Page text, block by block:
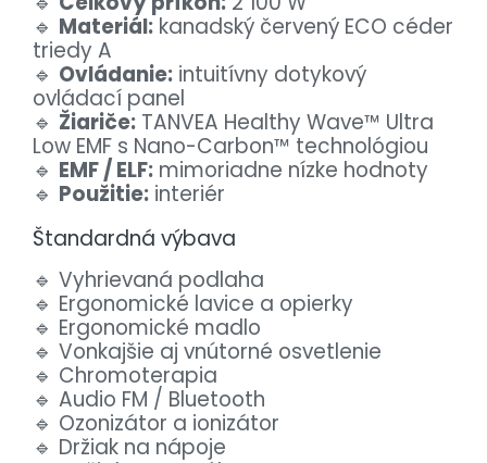
🔹 Materiál: kanadský červený ECO céder
triedy A
🔹 Ovládanie: intuitívny dotykový
ovládací panel
🔹 Žiariče: TANVEA Healthy Wave™ Ultra
Low EMF s Nano-Carbon™ technológiou
🔹 EMF / ELF: mimoriadne nízke hodnoty
🔹 Použitie: interiér
Štandardná výbava
🔹 Vyhrievaná podlaha
🔹 Ergonomické lavice a opierky
🔹 Ergonomické madlo
🔹 Vonkajšie aj vnútorné osvetlenie
🔹 Chromoterapia
🔹 Audio FM / Bluetooth
🔹 Ozonizátor a ionizátor
🔹 Držiak na nápoje